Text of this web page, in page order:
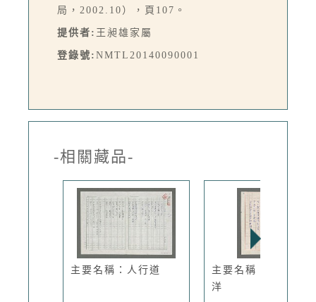
局，2002.10），頁107。
提供者: 王昶雄家屬
登錄號: NMTL20140090001
-相關藏品-
主要名稱：人行道
主要名稱：夜眺太平
洋